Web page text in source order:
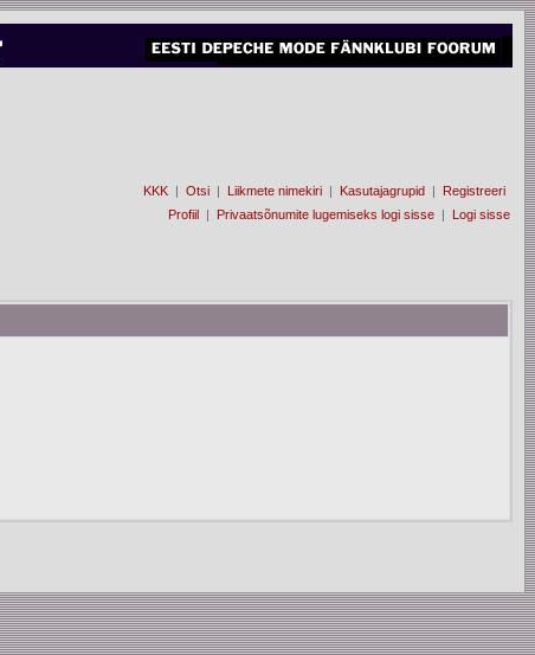
KKK | Otsi | Liikmete nimekiri | Kasutajagrupid | Registreeri
Profiil | Privaatsõnumite lugemiseks logi sisse | Logi sisse